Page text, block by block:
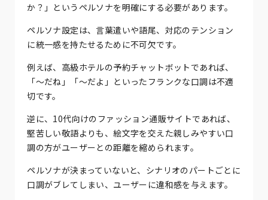
か？」というペルソナを明確にする必要があります。
ペルソナ設定は、言葉遣いや語尾、対応のテンション
に統一感を持たせるために不可欠です。
例えば、高級ホテルの予約チャットボットであれば、
「〜だね」「〜だよ」といったフランクな口調は不適
切です。
逆に、10代向けのファッション通販サイトであれば、
堅苦しい敬語よりも、絵文字を交えた親しみやすい口
調の方がユーザーとの距離を縮められます。
ペルソナが決まっていないと、シナリオのパートごとに
口調がブレてしまい、ユーザーに違和感を与えます。